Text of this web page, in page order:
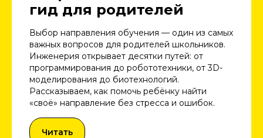
гид для родителей
Выбор направления обучения — один из самых
важных вопросов для родителей школьников.
Инженерия открывает десятки путей: от
программирования до робототехники, от 3D-
моделирования до биотехнологий.
Рассказываем, как помочь ребёнку найти
«своё» направление без стресса и ошибок.
Читать